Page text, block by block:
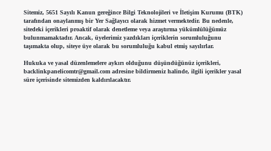
Sitemiz, 5651 Sayılı Kanun gereğince Bilgi Teknolojileri ve İletişim Kurumu (BTK)
tarafından onaylanmış bir Yer Sağlayıcı olarak hizmet vermektedir. Bu nedenle,
sitedeki içerikleri proaktif olarak denetleme veya araştırma yükümlülüğümüz
bulunmamaktadır. Ancak, üyelerimiz yazdıkları içeriklerin sorumluluğunu
taşımakta olup, siteye üye olarak bu sorumluluğu kabul etmiş sayılırlar.
Hukuka ve yasal düzenlemelere aykırı olduğunu düşündüğünüz içerikleri,
backlinkpanelicomtr@gmail.comadresine bildirmeniz halinde, ilgili içerikler yasal
süre içerisinde sitemizden kaldırılacaktır.